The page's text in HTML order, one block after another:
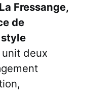
Fressange,
de
style
deux